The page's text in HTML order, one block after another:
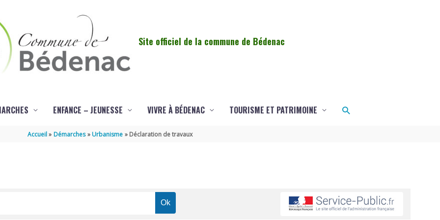
Site officiel de la commune de Bédenac
ENFANCE – JEUNESSE VIVRE À BÉDENAC TOURISME ET PATRIMOINE Rechercher
Accueil Démarches Urbanisme Déclaration de travaux